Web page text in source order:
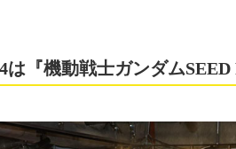
は『機動戦士ガンダムSEED